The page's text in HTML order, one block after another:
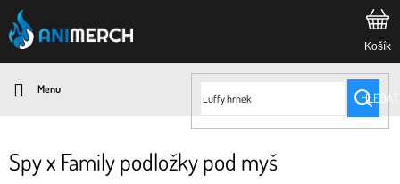
Přejít
na
obsah
HLEDAT
Spy x Family podložky pod myš